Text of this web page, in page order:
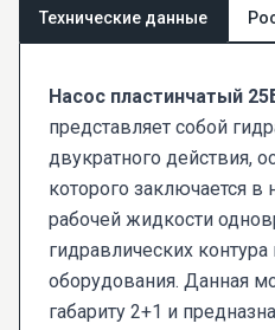
Технические данные
Насос пластинчатый
представляет собой
двукратного действия,
которого заключается в
рабочей жидкости
гидравлических
оборудования. Данная
габариту 2+1 и